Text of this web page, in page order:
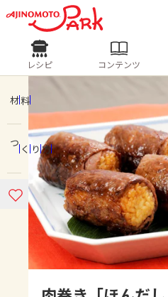
ログインするとレシ
ホーム
コンテンツ
レシピ
レシピ
人気の食材・レシピ
きゅうり なす ト
ピーマン
みょうが
レシピ コンテンツ
材料
つくり方